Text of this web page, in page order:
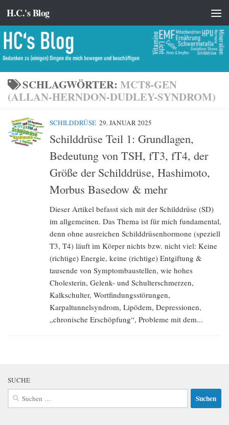
Zum Inhalt springen
H.C.'s Blog
SCHLAGWÖRTER: MCT8-GEN
(ALLAN-HERNDON-DUDLEY-SYNDROM)
SCHILDDRÜSE 29. JANUAR 2025
Schilddrüse Teil 1: Grundlagen,
Bedeutung von TSH, fT3, fT4, der
Größe der Schilddrüse, Hashimoto,
Morbus Basedow & mehr
Dieser Artikel befasst sich mit der Schilddrüse (SD)
im allgemeinen. Das Thema ist für mich fundamental,
denn ohne ausreichen Schilddrüsenhormone (speziell
T3, T4) läuft im Körper nichts bzw. nicht viel: Keine
(richtige) Energie, keine (richtige) Entgiftung &
tausende von Symptombaustellen, wie hohes
Cholesterin, Gelenk- und Schulterschmerzen,
Kalkschulter, Wortfindungsstörungen,
Karpaltunnelsyndrom, Lipödem, Depressionen,
„chronische Erschöpfung“, Probleme mit dem...
SUCHE
Suchen
nach: